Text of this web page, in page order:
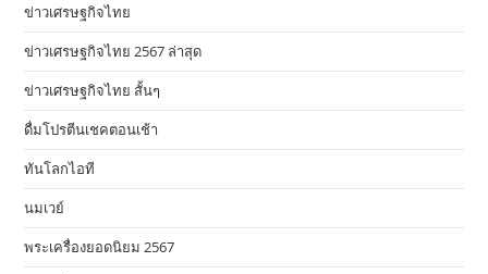
ข่าวเศรษฐกิจไทย
ข่าวเศรษฐกิจไทย 2567 ล่าสุด
ข่าวเศรษฐกิจไทย สั้นๆ
ดื่มโปรตีนเชคตอนเช้า
ทันโลกไอที
นมเวย์
พระเครื่องยอดนิยม 2567